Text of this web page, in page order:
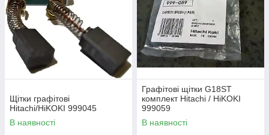
Щітки графітові
Hitachi/HiKOKI 999045
В наявності
Графітові щітки G18ST
комплект Hitachi / HiKOKI
999059
В наявності